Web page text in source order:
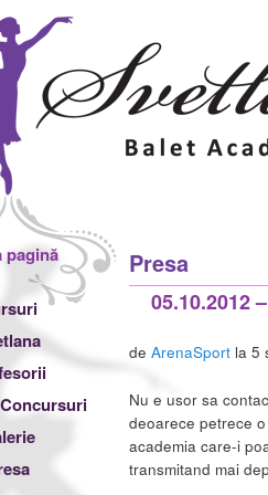
pagină Presa
05.10.2012
de ArenaSport la 5
Nu e usor sa
deoarece petrece
academia care-i
transmitand mai